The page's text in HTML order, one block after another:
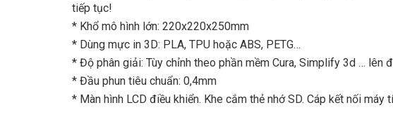
tiếp tục!
* Khổ mô hình lớn: 220x220x250mm
* Dùng mực in 3D: PLA, TPU hoặc ABS, PETG…
* Độ phân giải: Tùy chỉnh theo phần mềm Cura, Simplify 3d … lên
* Đầu phun tiêu chuẩn: 0,4mm
* Màn hình LCD điều khiển. Khe cắm thẻ nhớ SD. Cáp kết nối máy